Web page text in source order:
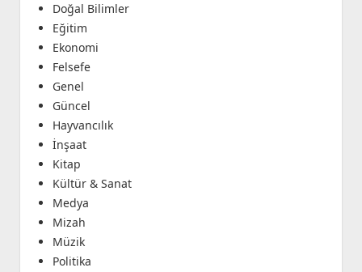
Doğal Bilimler
Eğitim
Ekonomi
Felsefe
Genel
Güncel
Hayvancılık
İnşaat
Kitap
Kültür & Sanat
Medya
Mizah
Müzik
Politika